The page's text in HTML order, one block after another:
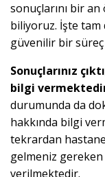
sonuçlarını bir
biliyoruz. İşte tam
güvenilir bir
Sonuçlarınız
bilgi
durumunda da
hakkında bilgi
tekrardan
gelmeniz
verilmektedir.